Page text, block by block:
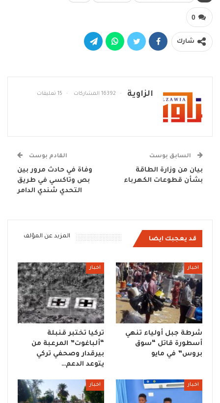
0
شارك
الزاوية 16392 المشاركات 15 تعليقات
السابق بوست
بيان من وزارة الطاقة
بشأن قطوعات الكهرباء
القادم بوست
وفاة في حادث مرور بين
بص وتاكسي في طريق
التحدي شندي الدامر
قد يعجبك ايضا المزيد عن المؤلف
اخبار
شرطة جبل أولياء تنهي
أسطورة قاتل “سوق
بروس” في مايو
اخبار
تركيا تختبر قنبلة
“ألباغوت” المرعبة من
بيرقدار وصحفي تركي
يتوعد الدعم…
اخبار اخبار